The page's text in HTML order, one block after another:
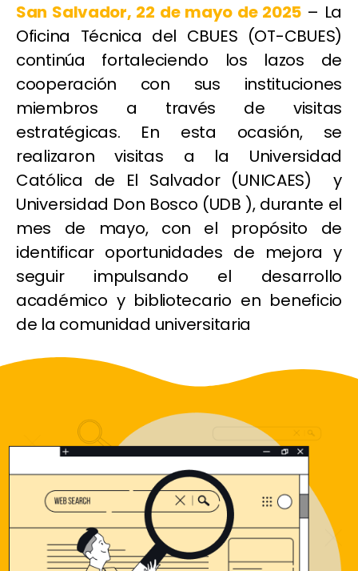
San Salvador, 22 de mayo de 2025 – La
Oficina Técnica del CBUES (OT-CBUES)
continúa fortaleciendo los lazos de
cooperación con sus instituciones
miembros a través de visitas
estratégicas. En esta ocasión, se
realizaron visitas a la Universidad
Católica de El Salvador (UNICAES) y
Universidad Don Bosco (UDB ), durante el
mes de mayo, con el propósito de
identificar oportunidades de mejora y
seguir impulsando el desarrollo
académico y bibliotecario en beneficio
de la comunidad universitaria